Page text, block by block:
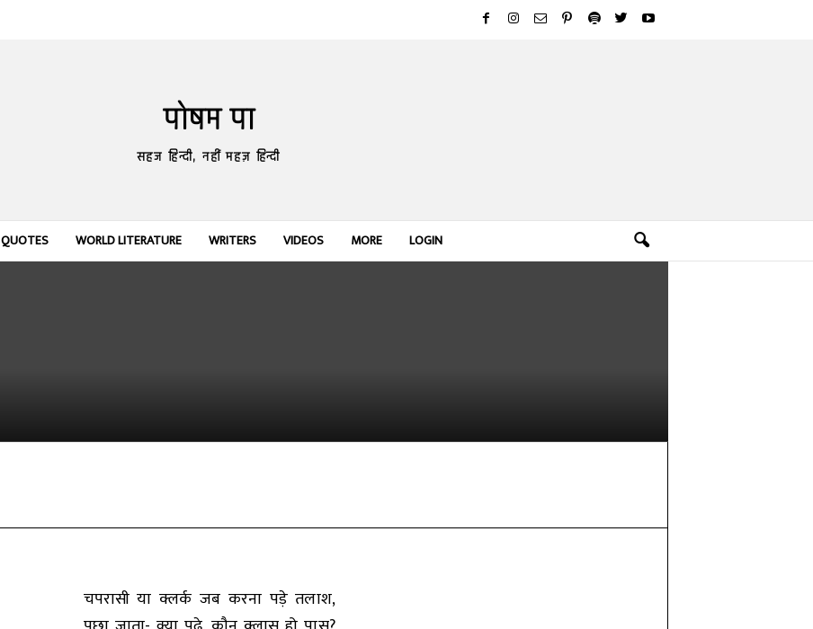
पोषम पा
सहज हिन्दी, नहीं महज़ हिन्दी
QUOTES WORLD LITERATURE WRITERS VIDEOS MORE LOGIN
चपरासी या क्लर्क जब करना पड़े तलाश,